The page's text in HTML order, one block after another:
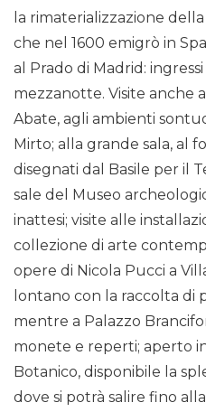
la rimaterializzazione
che nel 1600 emigrò in
al Prado di Madrid:
mezzanotte. Visite anche
Abate, agli ambienti
Mirto; alla grande sala, al
disegnati dal Basile per il
sale del Museo
inattesi; visite alle
collezione di arte
opere di Nicola Pucci a
lontano con la raccolta di
mentre a Palazzo
monete e reperti; aperto
Botanico, disponibile la
dove si potrà salire fino